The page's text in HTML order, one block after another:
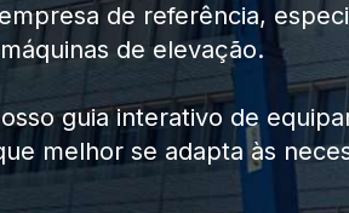
de referência,
de elevação.
guia interativo de
melhor se adapta às